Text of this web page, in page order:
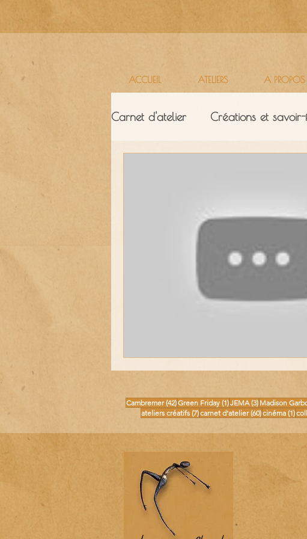
ACCUEIL ATELIERS A PROPOS
Carnet d'atelier Créations et
Cambremer (42)42 posts
Green Friday (1)1 post
JEMA (3)3 posts
Madison
ateliers créatifs (7)7 posts
carnet d'atelier (60)60 posts
cinéma (1)1